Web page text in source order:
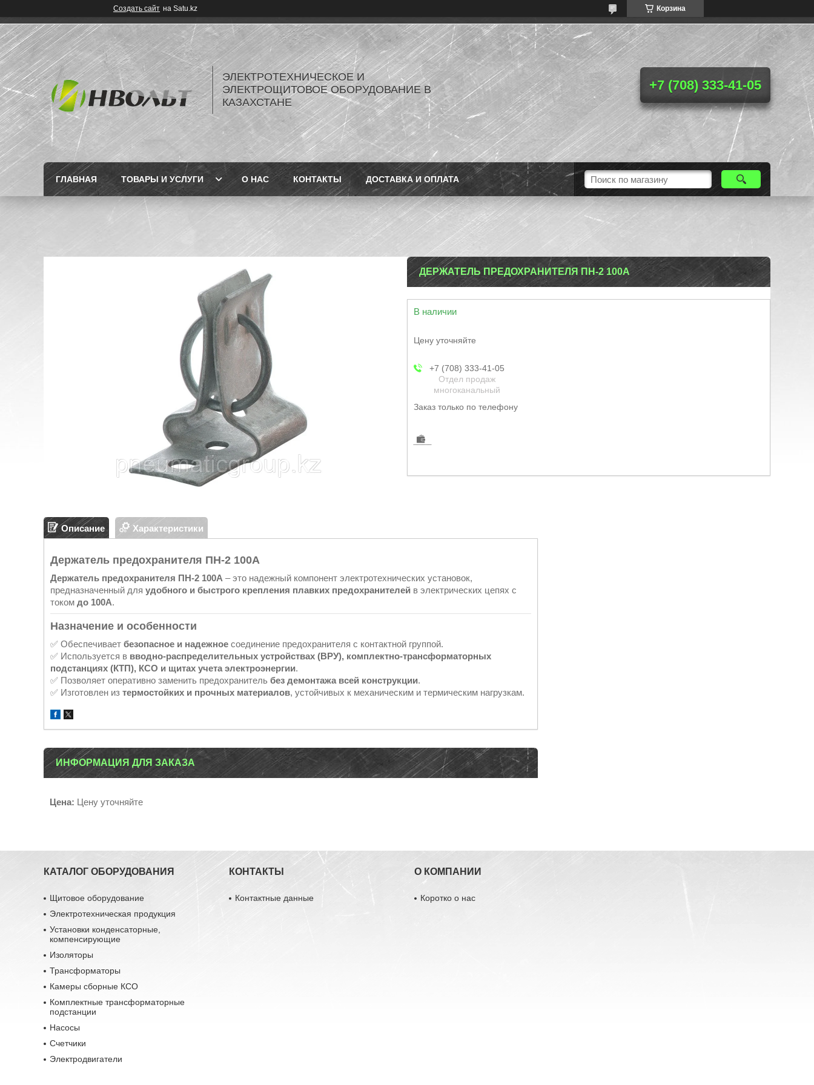
Создать сайт на Satu.kz Корзина
ЭЛЕКТРОТЕХНИЧЕСКОЕ И
ЭЛЕКТРОЩИТОВОЕ ОБОРУДОВАНИЕ В
КАЗАХСТАНЕ
+7 (708) 333-41-05
ГЛАВНАЯ ТОВАРЫ И УСЛУГИ О НАС КОНТАКТЫ ДОСТАВКА И ОПЛАТА
ДЕРЖАТЕЛЬ ПРЕДОХРАНИТЕЛЯ ПН-2 100А
В наличии
Цену уточняйте
+7 (708) 333-41-05
Отдел продаж
многоканальный
Заказ только по телефону
Описание Характеристики
Держатель предохранителя ПН-2 100А
Держатель предохранителя ПН-2 100А – это надежный компонент электротехнических установок,
предназначенный для удобного и быстрого крепления плавких предохранителей в электрических цепях с
током до 100А.
Назначение и особенности
✅ Обеспечивает безопасное и надежное соединение предохранителя с контактной группой.
✅ Используется в вводно-распределительных устройствах (ВРУ), комплектно-трансформаторных
подстанциях (КТП), КСО и щитах учета электроэнергии.
✅ Позволяет оперативно заменить предохранитель без демонтажа всей конструкции.
✅ Изготовлен из термостойких и прочных материалов, устойчивых к механическим и термическим нагрузкам.
ИНФОРМАЦИЯ ДЛЯ ЗАКАЗА
Цена: Цену уточняйте
КАТАЛОГ ОБОРУДОВАНИЯ
Щитовое оборудование
Электротехническая продукция
Установки конденсаторные,
компенсирующие
Изоляторы
Трансформаторы
Камеры сборные КСО
Комплектные трансформаторные
подстанции
Насосы
Счетчики
Электродвигатели
КОНТАКТЫ
Контактные данные
О КОМПАНИИ
Коротко о нас